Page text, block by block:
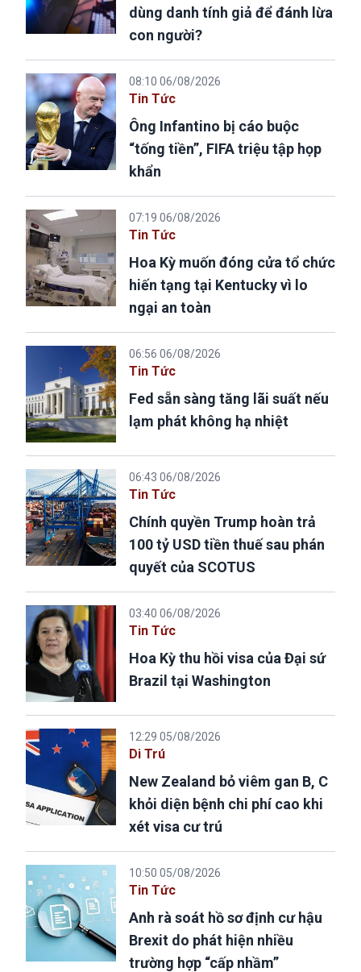
dùng danh tính giả để đánh lừa
con người?
08:10 06/08/2026
Tin Tức
Ông Infantino bị cáo buộc
“tống tiền”, FIFA triệu tập họp
khẩn
07:19 06/08/2026
Tin Tức
Hoa Kỳ muốn đóng cửa tổ chức
hiến tạng tại Kentucky vì lo
ngại an toàn
06:56 06/08/2026
Tin Tức
Fed sẵn sàng tăng lãi suất nếu
lạm phát không hạ nhiệt
06:43 06/08/2026
Tin Tức
Chính quyền Trump hoàn trả
100 tỷ USD tiền thuế sau phán
quyết của SCOTUS
03:40 06/08/2026
Tin Tức
Hoa Kỳ thu hồi visa của Đại sứ
Brazil tại Washington
12:29 05/08/2026
Di Trú
New Zealand bỏ viêm gan B, C
khỏi diện bệnh chi phí cao khi
xét visa cư trú
10:50 05/08/2026
Tin Tức
Anh rà soát hồ sơ định cư hậu
Brexit do phát hiện nhiều
trường hợp “cấp nhầm”